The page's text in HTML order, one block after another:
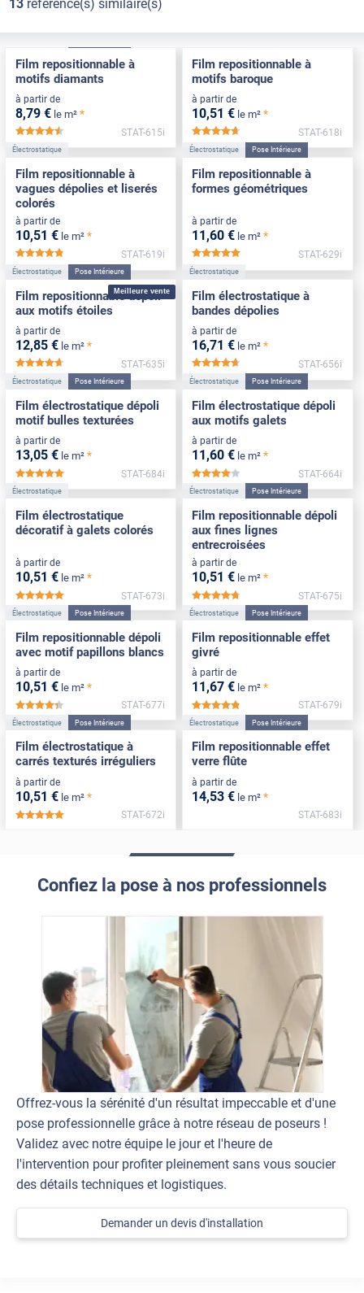
13référence(s) similaire(s)
Film repositionnable à
motifs diamants
à partir de
8,79 € le m² *
*****
STAT-615i
Film repositionnable à
motifs baroque
à partir de
10,51 € le m² *
*****
STAT-618i
Électrostatique
Film repositionnable à
vagues dépolies et liserés
colorés
à partir de
10,51 € le m² *
*****
STAT-619i
Électrostatique Pose Intérieure
Film repositionnable à
formes géométriques
à partir de
11 ,60 € le m² *
STAT-629i
Meilleure vente
Électrostatique Pose Intérieure
Film repositionnable dépoli
aux motifs étoiles
à partir de
12,85 € le m² *
*****
STAT-635i
Électrostatique
Film électrostatique à
bandes dépolies
à partir de
16,71 € le m² *
*****
STAT-656i
Électrostatique Pose Intérieure
Film électrostatique dépoli
motif bulles texturées
à partir de
13,05 € le m² *
*****
STAT-684i
Électrostatique Pose Intérieure
Film électrostatique dépoli
aux motifs galets
à partir de
11,60 € le m² *
*****
STAT-664i
Électrostatique
Film électrostatique
décoratif à galets colorés
à partir de
10,51 € le m² *
*****
STAT-673i
Électrostatique Pose Intérieure
Film repositionnable dépoli
aux fines lignes
entrecroisées
à partir de
10,51 € le m² *
*****
STAT-675i
Électrostatique Pose Intérieure
Film repositionnable dépoli
avec motif papillons blancs
à partir de
10,51 € le m² *
*****
STAT-677i
Électrostatique Pose Intérieure
Film repositionnable effet
givré
à partir de
11,67 € le m² *
*****
STAT-679i
Électrostatique Pose Intérieure
Film électrostatique à
carrés texturés irréguliers
à partir de
10,51 € le m² *
*****
STAT-672i
Électrostatique Pose Intérieure
Film repositionnable effet
verre flûte
à partir de
14,53 € le m² *
STAT-683i
Confiez la pose à nos professionnels
Offrez-vous la sérénité d'un résultat impeccable et d'une
pose professionnelle grâce à notre réseau de poseurs !
Validez avec notre équipe le jour et l'heure de
l'intervention pour profiter pleinement sans vous soucier
des détails techniques et logistiques.
Demander un devis d'installation